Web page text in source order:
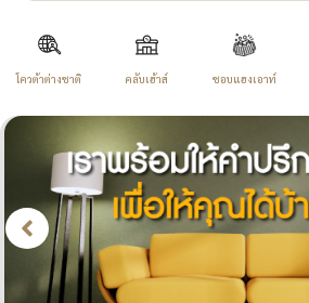
โควต้าต่างชาติ คลับเฮ้าส์ ชอบแฮงเอาท์